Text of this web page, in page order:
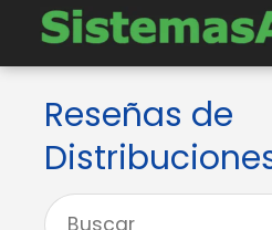
Reseñas de